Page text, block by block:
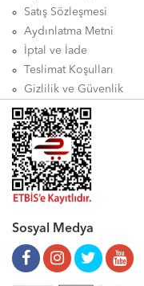
Satış Sözleşmesi
Aydınlatma Metni
İptal ve İade
Teslimat Koşulları
Gizlilik ve Güvenlik
Sosyal Medya